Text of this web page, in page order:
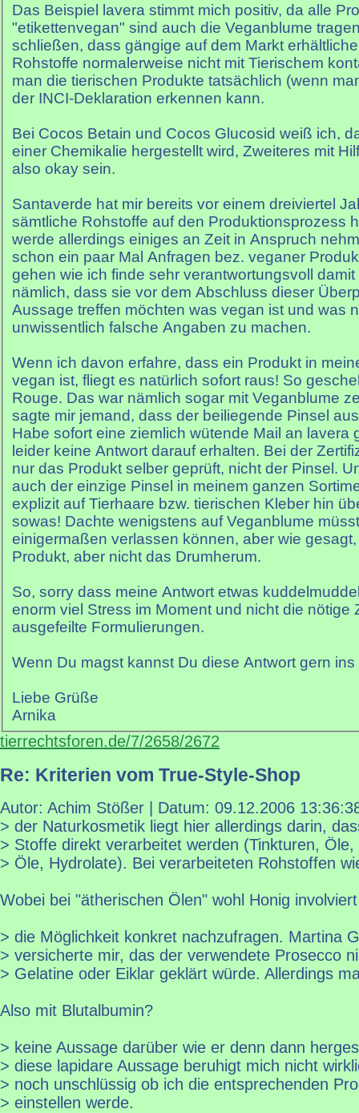
Das Beispiel lavera stimmt mich positiv, da alle
"etikettenvegan" sind auch die Veganblume
schließen, dass gängige auf dem Markt
Rohstoffe normalerweise nicht mit Tierischem
man die tierischen Produkte tatsächlich (wenn
der INCI-Deklaration erkennen kann.
Bei Cocos Betain und Cocos Glucosid weiß ich,
einer Chemikalie hergestellt wird, Zweiteres mit
also okay sein.
Santaverde hat mir bereits vor einem dreiviertel
sämtliche Rohstoffe auf den Produktionsprozess
werde allerdings einiges an Zeit in Anspruch
schon ein paar Mal Anfragen bez. veganer
gehen wie ich finde sehr verantwortungsvoll
nämlich, dass sie vor dem Abschluss dieser
Aussage treffen möchten was vegan ist und was
unwissentlich falsche Angaben zu machen.
Wenn ich davon erfahre, dass ein Produkt in
vegan ist, fliegt es natürlich sofort raus! So
Rouge. Das war nämlich sogar mit Veganblume
sagte mir jemand, dass der beiliegende Pinsel
Habe sofort eine ziemlich wütende Mail an lavera
leider keine Antwort darauf erhalten. Bei der
nur das Produkt selber geprüft, nicht der Pinsel.
auch der einzige Pinsel in meinem ganzen
explizit auf Tierhaare bzw. tierischen Kleber hin
sowas! Dachte wenigstens auf Veganblume
einigermaßen verlassen können, aber wie
Produkt, aber nicht das Drumherum.
So, sorry dass meine Antwort etwas
enorm viel Stress im Moment und nicht die nötige
ausgefeilte Formulierungen.
Wenn Du magst kannst Du diese Antwort gern
Liebe Grüße
Arnika
tierrechtsforen.de/7/2658/2672
Re: Kriterien vom True-Style-Shop
Autor: Achim Stößer | Datum: 09.12.2006
> der Naturkosmetik liegt hier allerdings darin,
> Stoffe direkt verarbeitet werden (Tinkturen, Öle,
> Öle, Hydrolate). Bei verarbeiteten Rohstoffen
Wobei bei "ätherischen Ölen" wohl Honig
> die Möglichkeit konkret nachzufragen. Martina
> versicherte mir, das der verwendete Prosecco
> Gelatine oder Eiklar geklärt würde. Allerdings
Also mit Blutalbumin?
> keine Aussage darüber wie er denn dann
> diese lapidare Aussage beruhigt mich nicht
> noch unschlüssig ob ich die entsprechenden
> einstellen werde.